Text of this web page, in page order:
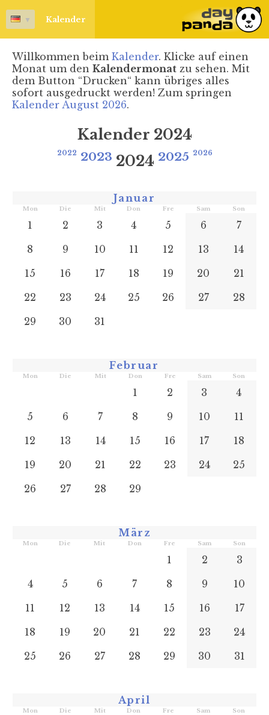
▼ Kalender
Willkommen beim Kalender. Klicke auf einen
Monat um den Kalendermonat zu sehen. Mit
dem Button “Drucken“ kann übriges alles
sofort ausgedruckt werden! Zum springen
Kalender August 2026.
Kalender 2024
2022 2023 2024 2025 2026
Januar
Mon Die Mit Don Fre Sam Son
1 2 3 4 5 6
7
8
9 10 11 12 13
14
15
16 17 18 19 20
21
22
23 24 25 26 27
28
29
30 31
Februar
Mon Die Mit Don Fre Sam Son
1 2 3
4
5
6 7 8 9 10
11
12
13 14 15 16 17
18
19
20 21 22 23 24
25
26
27 28 29
März
Mon Die Mit Don Fre Sam Son
1 2
3
4
5 6 7 8 9
10
11
12 13 14 15 16
17
18
19 20 21 22 23
24
25
26 27 28 29 30 31
April
Mon Die Mit Don Fre Sam Son